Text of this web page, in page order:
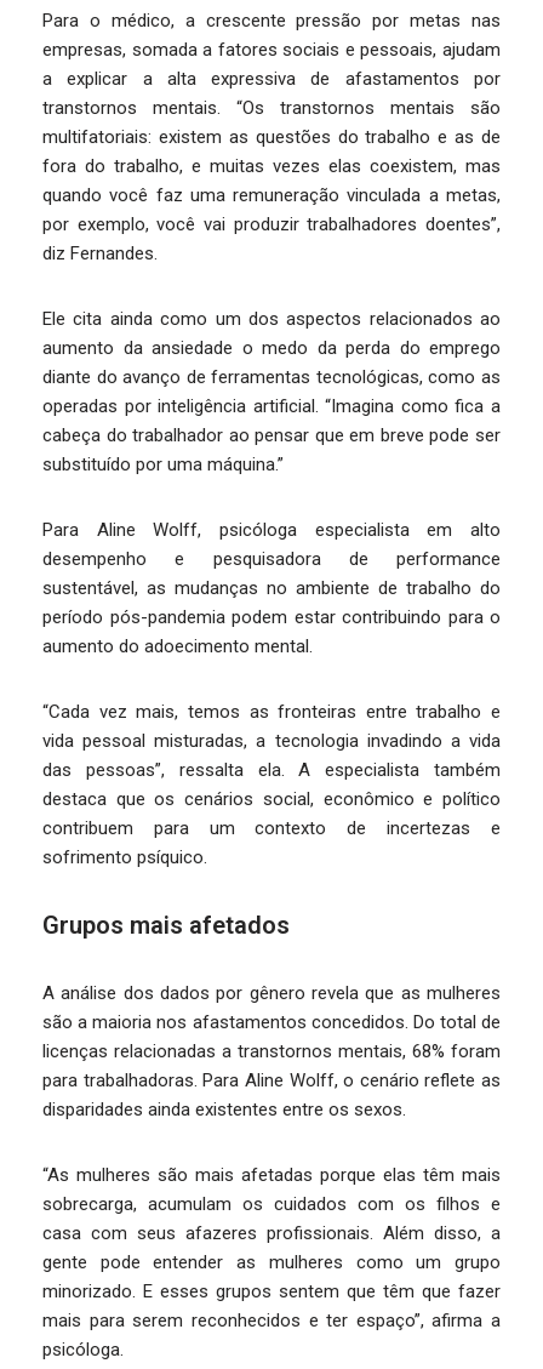
Para o médico, a crescente pressão por metas nas
empresas, somada a fatores sociais e pessoais, ajudam
a explicar a alta expressiva de afastamentos por
transtornos mentais. “Os transtornos mentais são
multifatoriais: existem as questões do trabalho e as de
fora do trabalho, e muitas vezes elas coexistem, mas
quando você faz uma remuneração vinculada a metas,
por exemplo, você vai produzir trabalhadores doentes”,
diz Fernandes.
Ele cita ainda como um dos aspectos relacionados ao
aumento da ansiedade o medo da perda do emprego
diante do avanço de ferramentas tecnológicas, como as
operadas por inteligência artificial. “Imagina como fica a
cabeça do trabalhador ao pensar que em breve pode ser
substituído por uma máquina.”
Para Aline Wolff, psicóloga especialista em alto
desempenho e pesquisadora de performance
sustentável, as mudanças no ambiente de trabalho do
período pós-pandemia podem estar contribuindo para o
aumento do adoecimento mental.
“Cada vez mais, temos as fronteiras entre trabalho e
vida pessoal misturadas, a tecnologia invadindo a vida
das pessoas”, ressalta ela. A especialista também
destaca que os cenários social, econômico e político
contribuem para um contexto de incertezas e
sofrimento psíquico.
Grupos mais afetados
A análise dos dados por gênero revela que as mulheres
são a maioria nos afastamentos concedidos. Do total de
licenças relacionadas a transtornos mentais, 68% foram
para trabalhadoras. Para Aline Wolff, o cenário reflete as
disparidades ainda existentes entre os sexos.
“As mulheres são mais afetadas porque elas têm mais
sobrecarga, acumulam os cuidados com os filhos e
casa com seus afazeres profissionais. Além disso, a
gente pode entender as mulheres como um grupo
minorizado. E esses grupos sentem que têm que fazer
mais para serem reconhecidos e ter espaço”, afirma a
psicóloga.